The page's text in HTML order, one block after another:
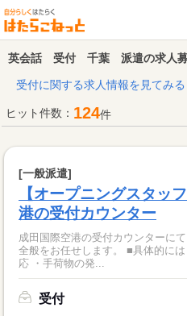
英会話 受付 千葉 派遣の求人
受付に関する求人情報を見てみる
ヒット件数： 124件
[一般派遣]
【オープニングスタッ
港の受付カウンター
成田国際空港の受付カウンターに
全般をお任せします。 ■具体的には ・手荷物の預かり、受け渡し対
応 ・手荷物の発...
受付